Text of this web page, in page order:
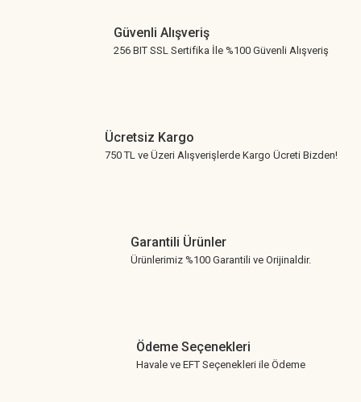
Güvenli Alışveriş
256 BIT SSL Sertifika İle %100 Güvenli Alışveriş
Ücretsiz Kargo
750 TL ve Üzeri Alışverişlerde Kargo Ücreti Bizden!
Garantili Ürünler
Ürünlerimiz %100 Garantili ve Orijinaldir.
Ödeme Seçenekleri
Havale ve EFT Seçenekleri ile Ödeme